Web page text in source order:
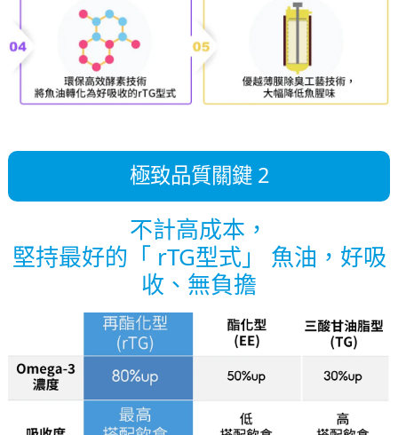
極致品質關鍵 2
不計高成本，
堅持最好的「 rTG型式」 魚油，好吸
收、無負擔